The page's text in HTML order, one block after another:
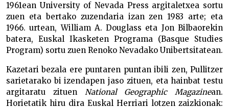
1961ean University of Nevada Press argitaletxea sortu
zuen eta bertako zuzendaria izan zen 1983 arte; eta
1966. urtean, William A. Douglass eta Jon Bilbaorekin
batera, Euskal Ikasketen Programa (Basque Studies
Program) sortu zuen Renoko Nevadako Unibertsitatean.
Kazetari bezala ere puntaren puntan ibili zen, Pullitzer
sarietarako bi izendapen jaso zituen, eta hainbat testu
argitaratu zituen National Geographic Magazinean.
Horietatik hiru dira Euskal Herriari lotzen zaizkionak: